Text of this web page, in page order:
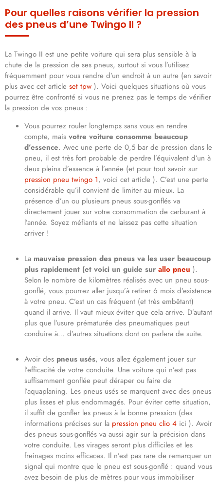
Pour quelles raisons vérifier la pression
des pneus d’une Twingo II ?
La Twingo II est une petite voiture qui sera plus sensible à la
chute de la pression de ses pneus, surtout si vous l’utilisez
fréquemment pour vous rendre d’un endroit à un autre (en savoir
plus avec cet article set tpw ). Voici quelques situations où vous
pourrez être confronté si vous ne prenez pas le temps de vérifier
la pression de vos pneus :
Vous pourrez rouler longtemps sans vous en rendre
compte, mais votre voiture consomme beaucoup
d’essence. Avec une perte de 0,5 bar de pression dans le
pneu, il est très fort probable de perdre l’équivalent d’un à
deux pleins d’essence à l’année (et pour tout savoir sur
pression pneu twingo 1, voici cet article ). C’est une perte
considérable qu’il convient de limiter au mieux. La
présence d’un ou plusieurs pneus sous-gonflés va
directement jouer sur votre consommation de carburant à
l’année. Soyez méfiants et ne laissez pas cette situation
arriver !
La mauvaise pression des pneus va les user beaucoup
plus rapidement (et voici un guide sur allo pneu ).
Selon le nombre de kilomètres réalisés avec un pneu sous-
gonflé, vous pourrez aller jusqu’à retirer 6 mois d’existence
à votre pneu. C’est un cas fréquent (et très embêtant)
quand il arrive. Il vaut mieux éviter que cela arrive. D’autant
plus que l’usure prématurée des pneumatiques peut
conduire à… d’autres situations dont on parlera de suite.
Avoir des pneus usés, vous allez également jouer sur
l’efficacité de votre conduite. Une voiture qui n’est pas
suffisamment gonflée peut déraper ou faire de
l’aquaplaning. Les pneus usés se marquent avec des pneus
plus lisses et plus endommagés. Pour éviter cette situation,
il suffit de gonfler les pneus à la bonne pression (des
informations précises sur la pression pneu clio 4 ici ). Avoir
des pneus sous-gonflés va aussi agir sur la précision dans
votre conduite. Les virages seront plus difficiles et les
freinages moins efficaces. Il n’est pas rare de remarquer un
signal qui montre que le pneu est sous-gonflé : quand vous
avez besoin de plus de mètres pour vous immobiliser